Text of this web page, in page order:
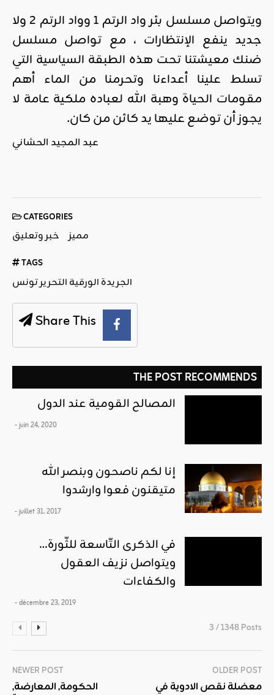
ويتواصل مسلسل بئر واد الرتم 1 وواد الرتم 2 ولا
جديد ينفع الإنتظارات ، مع تواصل مسلسل
ضنك معيشتنا تحت هذه الطبقة السياسية التي
تسلط علينا أعداءنا وتحرمنا من الماء أهم
مقومات الحياة وهبة الله لعباده ملكية عامة لا
يجوز أن توضع عليها يد كائن من كان.
عبد المجيد الحشاني
CATEGORIES
خبر وتعليق مميز
TAGS
الجريدة الورقية التحرير تونس
Share This
THE POST RECOMMENDS
المصالح القومية عند الدول
- juin 24, 2020
إنا لكم ناصحون وبنصر الله
متيقنون فعوا وارشدوا
- juillet 31, 2017
في الذكرى التّاسعة للثّورة…
ويتواصل نزيف العقول
والكفاءات
- décembre 23, 2019
3 / 1348 Posts
NEWER POST
الحكومة, المعارضة,
OLDER POST
معضلة نقص الادوية في